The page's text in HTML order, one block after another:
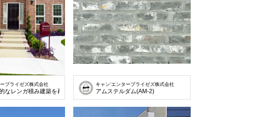
プライゼズ株式会社
なレンガ積み建築を再現
キャン’エンタープライゼズ株式会社
アムステルダム(AM-2)